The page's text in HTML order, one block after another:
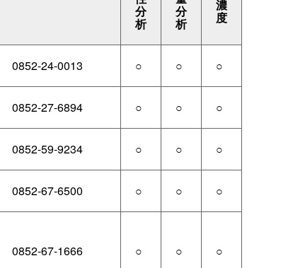
分
析
分
析
濃
度
0852-24-0013 ○ ○ ○
0852-27-6894 ○ ○ ○
0852-59-9234 ○ ○ ○
0852-67-6500 ○ ○ ○
0852-67-1666 ○ ○ ○